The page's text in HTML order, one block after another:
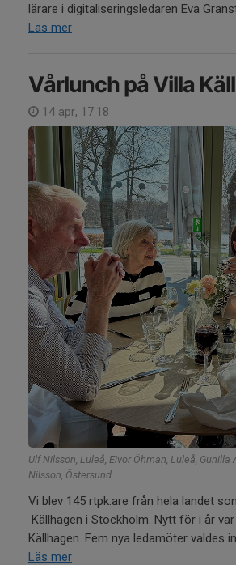
lärare i digitaliseringsledaren Eva
Läs mer
Vårlunch på Villa
14 apr, 17:18
Ulf Nilsson, Luleå, Eivor Öhman, Luleå,
Nilsson, Östersund.
Vi blev 145 rtpk:are från hela landet
Källhagen i Stockholm. Nytt för i år
Källhagen. Fem nya ledamöter valdes
Läs mer